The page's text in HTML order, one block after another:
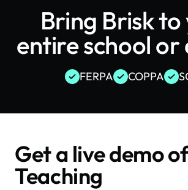
Bring Brisk
entire school
FERPA COPPA
Get a live demo
Teaching